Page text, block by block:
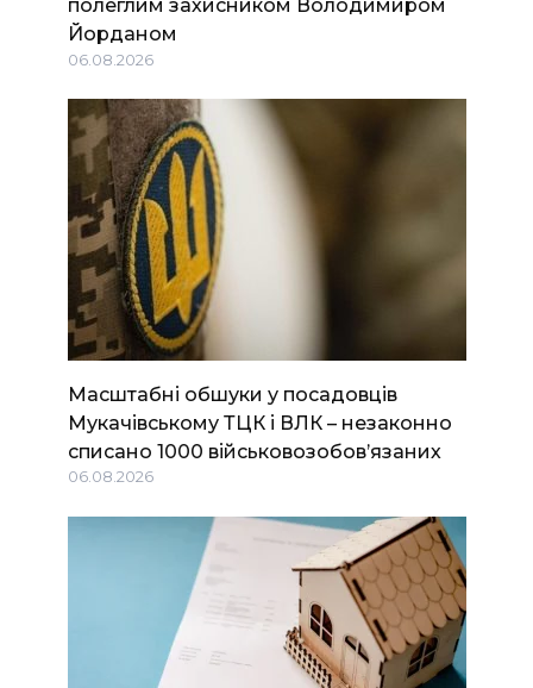
полеглим захисником Володимиром
Йорданом
06.08.2026
Масштабні обшуки у посадовців
Мукачівському ТЦК і ВЛК – незаконно
списано 1000 військовозобов’язаних
06.08.2026